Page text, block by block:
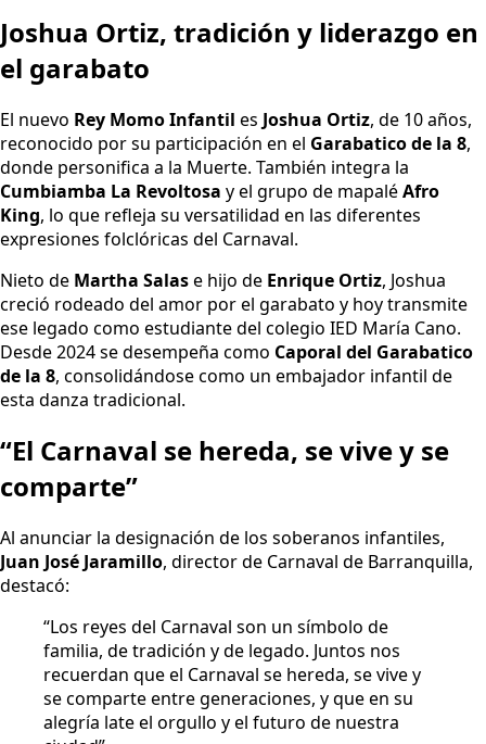
Joshua Ortiz, tradición y liderazgo en
el garabato
El nuevo Rey Momo Infantil es Joshua Ortiz, de 10 años,
reconocido por su participación en el Garabatico de la 8,
donde personifica a la Muerte. También integra la
Cumbiamba La Revoltosa y el grupo de mapaléAfro
King, lo que refleja su versatilidad en las diferentes
expresiones folclóricas del Carnaval.
Nieto de Martha Salase hijo de Enrique Ortiz, Joshua
creció rodeado del amor por el garabato y hoy transmite
ese legado como estudiante del colegio IED María Cano.
Desde 2024 se desempeña como Caporal del Garabatico
de la 8, consolidándose como un embajador infantil de
esta danza tradicional.
“El Carnaval se hereda, se vive y se
comparte”
Al anunciar la designación de los soberanos infantiles,
Juan José Jaramillo, director de Carnaval de Barranquilla,
destacó:
“Los reyes del Carnaval son un símbolo de
familia, de tradición y de legado. Juntos nos
recuerdan que el Carnaval se hereda, se vive y
se comparte entre generaciones, y que en su
alegría late el orgullo y el futuro de nuestra